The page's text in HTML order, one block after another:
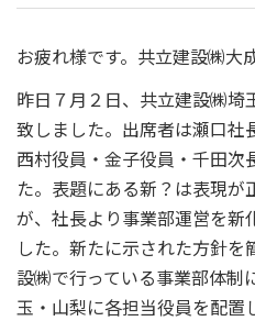
お疲れ様です。共立建設㈱大
昨日７月２日、共立建設㈱
致しました。出席者は瀬口社
西村役員・金子役員・千田次
た。表題にある新？は表現
が、社長より事業部運営を新
した。新たに示された方針
設㈱で行っている事業部体制
玉・山梨に各担当役員を配置